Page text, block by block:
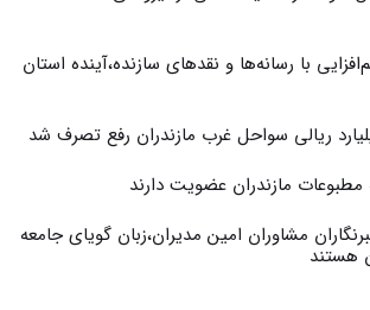
با رسانه‌ها و نقدهای سازنده،آینده استان
مشاوران امین مدیران،زبان گویای جامعه
هستند